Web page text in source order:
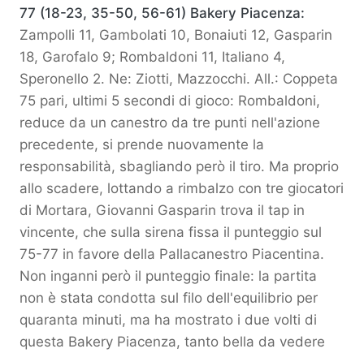
77 (18-23, 35-50, 56-61) Bakery Piacenza:
Zampolli 11, Gambolati 10, Bonaiuti 12, Gasparin
18, Garofalo 9; Rombaldoni 11, Italiano 4,
Speronello 2. Ne: Ziotti, Mazzocchi. All.: Coppeta
75 pari, ultimi 5 secondi di gioco: Rombaldoni,
reduce da un canestro da tre punti nell'azione
precedente, si prende nuovamente la
responsabilità, sbagliando però il tiro. Ma proprio
allo scadere, lottando a rimbalzo con tre giocatori
di Mortara, Giovanni Gasparin trova il tap in
vincente, che sulla sirena fissa il punteggio sul
75-77 in favore della Pallacanestro Piacentina.
Non inganni però il punteggio finale: la partita
non è stata condotta sul filo dell'equilibrio per
quaranta minuti, ma ha mostrato i due volti di
questa Bakery Piacenza, tanto bella da vedere